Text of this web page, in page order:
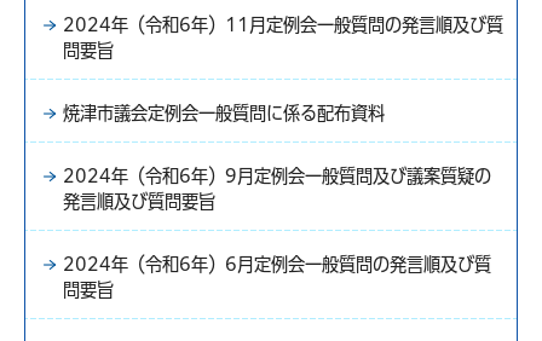
2024年（令和6年）11月定例会一般質問の発言順及び質
問要旨
焼津市議会定例会一般質問に係る配布資料
2024年（令和6年）9月定例会一般質問及び議案質疑の
発言順及び質問要旨
2024年（令和6年）6月定例会一般質問の発言順及び質
問要旨